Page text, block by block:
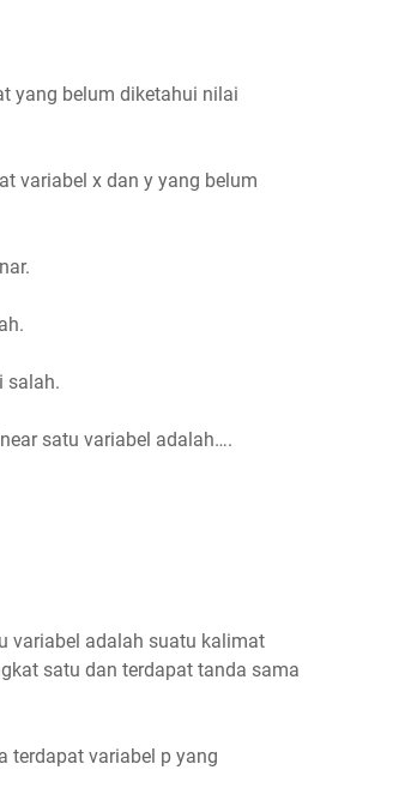
yang belum diketahui nilai
variabel x dan y yang belum
salah.
satu variabel adalah….
variabel adalah suatu kalimat
satu dan terdapat tanda sama
terdapat variabel p yang